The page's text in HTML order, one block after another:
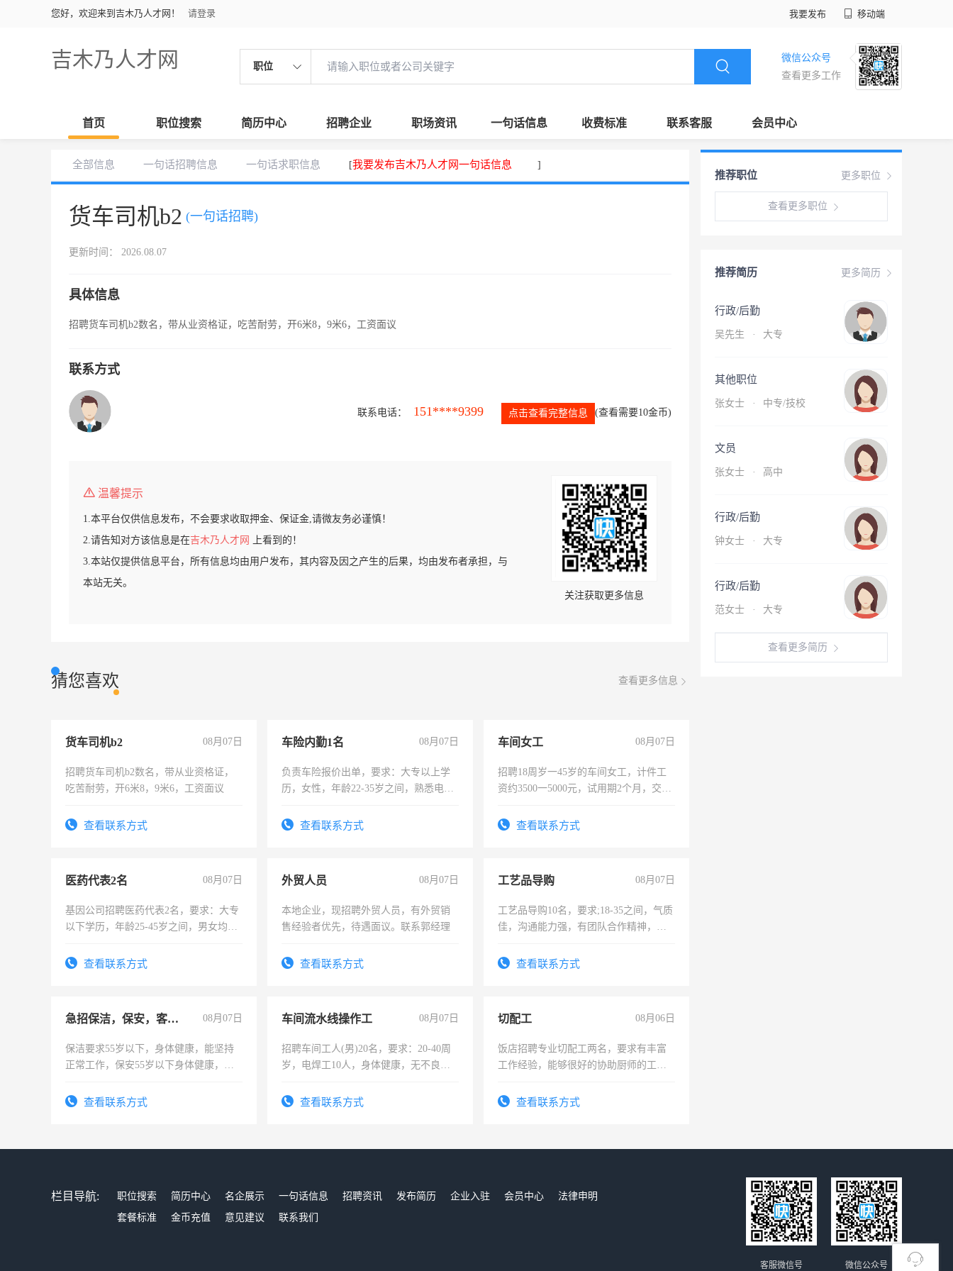
您好，欢迎来到吉木乃人才网！ 请登录 我要发布 移动端
吉木乃人才网 职位
微信公众号
查看更多工作
首页 职位搜索 简历中心 招聘企业 职场资讯 一句话信息 收费标准 联系客服 会员中心
全部信息 一句话招聘信息 一句话求职信息 [我要发布吉木乃人才网一句话信息 ]
货车司机b2 (一句话招聘)
更新时间： 2026.08.07
具体信息
招聘货车司机b2数名，带从业资格证，吃苦耐劳，开6米8，9米6，工资面议
联系方式
联系电话： 151****9399 点击查看完整信息 (查看需要10金币)
温馨提示
1.本平台仅供信息发布，不会要求收取押金、保证金,请微友务必谨慎！
2.请告知对方该信息是在吉木乃人才网
上看到的！
3.本站仅提供信息平台，所有信息均由用户发布，其内容及因之产生的后果，均由发布者承担，与
本站无关。
关注获取更多信息
猜您喜欢 查看更多信息
货车司机b2 08月07日
招聘货车司机b2数名，带从业资格证，
吃苦耐劳，开6米8，9米6，工资面议
查看联系方式
车险内勤1名 08月07日
负责车险报价出单，要求：大专以上学
历，女性，年龄22-35岁之间，熟悉电脑
试用期1-3个月，转正后交纳五险，
查看联系方式
车间女工 08月07日
招聘18周岁一45岁的车间女工，计件工
资约3500一5000元，试用期2个月，交五
查看联系方式
医药代表2名 08月07日
基因公司招聘医药代表2名，要求：大专
以下学历，年龄25-45岁之间，男女均
表或者有医学资质的优先，底薪+绩效，
查看联系方式
外贸人员 08月07日
本地企业，现招聘外贸人员，有外贸销
售经验者优先，待遇面议。联系郭经理
查看联系方式
工艺品导购 08月07日
工艺品导购10名，要求;18-35之间，气质
佳，沟通能力强，有团队合作精神，有
查看联系方式
急招保洁，保安，客服，工程 08月07日
保洁要求55岁以下，身体健康，能坚持
正常工作，保安55岁以下身体健康，有
录，客服要求45岁以下高中以上文化，
查看联系方式
车间流水线操作工 08月07日
招聘车间工人(男)20名，要求：20-40周
岁，电焊工10人，身体健康，无不良嗜
宿，免费发放劳保用品，两班倒，每月
查看联系方式
切配工 08月06日
饭店招聘专业切配工两名，要求有丰富
工作经验，能够很好的协助厨师的工
4500。查看联系方式
更多职位
推荐职位
查看更多职位
更多简历
推荐简历
行政/后勤
吴先生 · 大专
其他职位
张女士 · 中专/技校
文员
张女士 · 高中
行政/后勤
钟女士 · 大专
行政/后勤
范女士 · 大专
查看更多简历
栏目导航: 职位搜索 简历中心 名企展示 一句话信息 招聘资讯 发布简历 企业入驻 会员中心
法律申明
套餐标准
金币充值 意见建议 联系我们
微信公众号
客服微信号